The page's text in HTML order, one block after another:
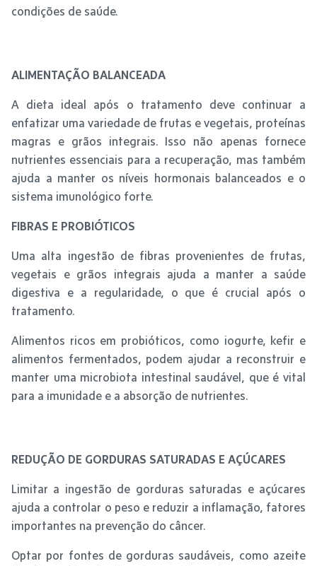
condições de saúde.
ALIMENTAÇÃO BALANCEADA
A dieta ideal após o tratamento deve continuar a
enfatizar uma variedade de frutas e vegetais, proteínas
magras e grãos integrais. Isso não apenas fornece
nutrientes essenciais para a recuperação, mas também
ajuda a manter os níveis hormonais balanceados e o
sistema imunológico forte.
FIBRAS E PROBIÓTICOS
Uma alta ingestão de fibras provenientes de frutas,
vegetais e grãos integrais ajuda a manter a saúde
digestiva e a regularidade, o que é crucial após o
tratamento.
Alimentos ricos em probióticos, como iogurte, kefir e
alimentos fermentados, podem ajudar a reconstruir e
manter uma microbiota intestinal saudável, que é vital
para a imunidade e a absorção de nutrientes.
REDUÇÃO DE GORDURAS SATURADAS E AÇÚCARES
Limitar a ingestão de gorduras saturadas e açúcares
ajuda a controlar o peso e reduzir a inflamação, fatores
importantes na prevenção do câncer.
Optar por fontes de gorduras saudáveis, como azeite